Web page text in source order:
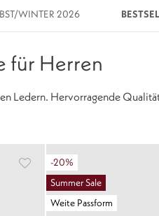
WINTER 2026
für Herren
Ledern. Hervorragende
-20%
Summer Sale
Weite Passform